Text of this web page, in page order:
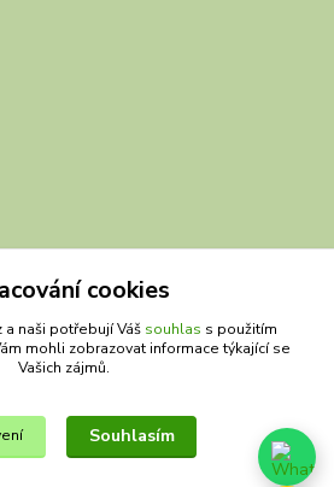
cookies
naši potřebují Váš souhlas s použitím
mohli zobrazovat informace týkající se
Vašich zájmů.
Souhlasím